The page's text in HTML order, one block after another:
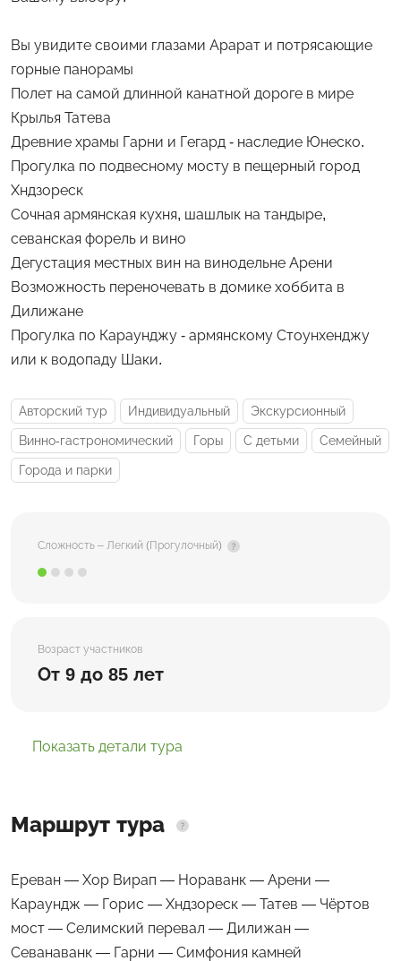
Вы увидите своими глазами Арарат и потрясающие
горные панорамы
Полет на самой длинной канатной дороге в мире
Крылья Татева
Древние храмы Гарни и Гегард - наследие Юнеско.
Прогулка по подвесному мосту в пещерный город
Хндзореск
Сочная армянская кухня, шашлык на тандыре,
севанская форель и вино
Дегустация местных вин на винодельне Арени
Возможность переночевать в домике хоббита в
Дилижане
Прогулка по Караунджу - армянскому Стоунхенджу
или к водопаду Шаки.
Авторский тур Индивидуальный Экскурсионный
Винно-гастрономический Горы С детьми Семейный
Города и парки
Сложность – Легкий (Прогулочный)
Возраст участников
От 9 до 85 лет
Показать детали тура
Маршрут тура
Ереван — Хор Вирап — Нораванк — Арени —
Караундж — Горис — Хндзореск — Татев — Чёртов
мост — Селимский перевал — Дилижан —
Севанаванк — Гарни — Симфония камней